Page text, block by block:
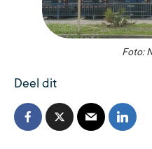
Foto:
Deel dit